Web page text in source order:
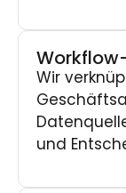
Wir
und